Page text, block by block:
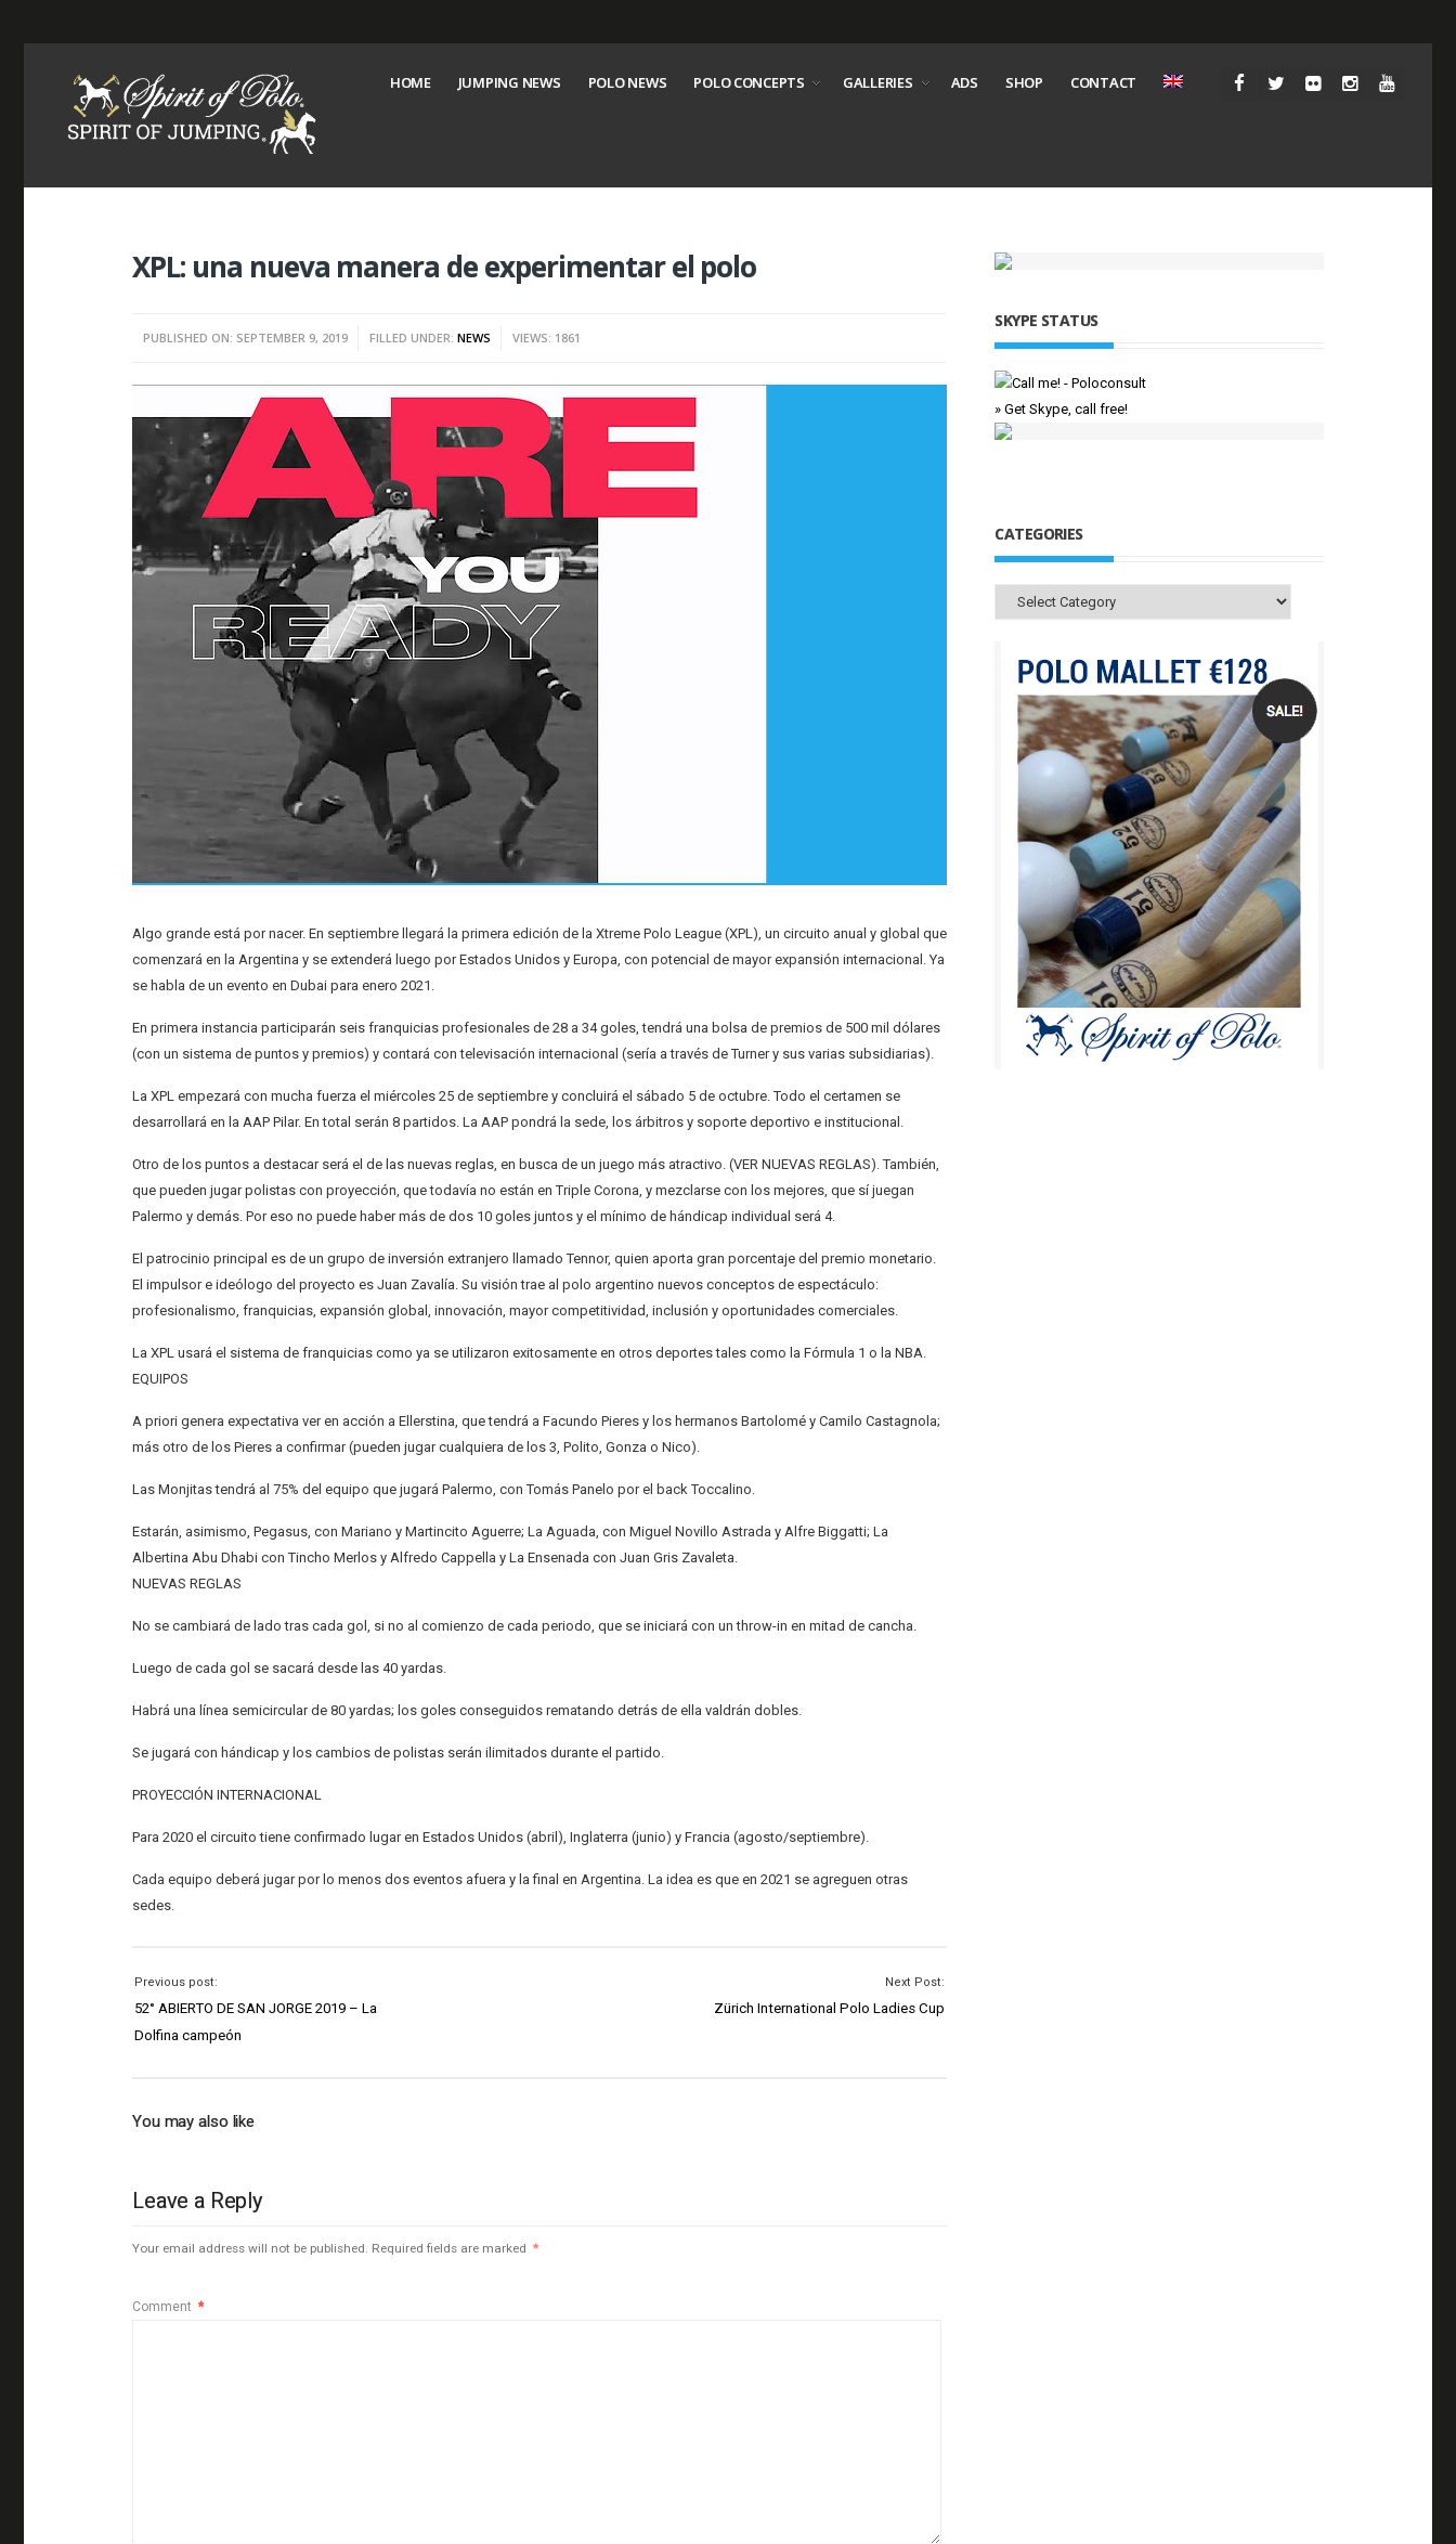
HOME JUMPING NEWS POLO NEWS POLO CONCEPTS GALLERIES ADS SHOP CONTACT
XPL: una nueva manera de experimentar el polo
PUBLISHED ON: SEPTEMBER 9, 2019 FILLED UNDER:NEWS VIEWS: 1861
Algo grande está por nacer. En septiembre llegará la primera edición de la Xtreme Polo League (XPL), un circuito anual y global que
comenzará en la Argentina y se extenderá luego por Estados Unidos y Europa, con potencial de mayor expansión internacional. Ya
se habla de un evento en Dubai para enero 2021.
En primera instancia participarán seis franquicias profesionales de 28 a 34 goles, tendrá una bolsa de premios de 500 mil dólares
(con un sistema de puntos y premios) y contará con televisación internacional (sería a través de Turner y sus varias subsidiarias).
La XPL empezará con mucha fuerza el miércoles 25 de septiembre y concluirá el sábado 5 de octubre. Todo el certamen se
desarrollará en la AAP Pilar. En total serán 8 partidos. La AAP pondrá la sede, los árbitros y soporte deportivo e institucional.
Otro de los puntos a destacar será el de las nuevas reglas, en busca de un juego más atractivo. (VER NUEVAS REGLAS). También,
que pueden jugar polistas con proyección, que todavía no están en Triple Corona, y mezclarse con los mejores, que sí juegan
Palermo y demás. Por eso no puede haber más de dos 10 goles juntos y el mínimo de hándicap individual será 4.
El patrocinio principal es de un grupo de inversión extranjero llamado Tennor, quien aporta gran porcentaje del premio monetario.
El impulsor e ideólogo del proyecto es Juan Zavalía. Su visión trae al polo argentino nuevos conceptos de espectáculo:
profesionalismo, franquicias, expansión global, innovación, mayor competitividad, inclusión y oportunidades comerciales.
La XPL usará el sistema de franquicias como ya se utilizaron exitosamente en otros deportes tales como la Fórmula 1 o la NBA.
EQUIPOS
A priori genera expectativa ver en acción a Ellerstina, que tendrá a Facundo Pieres y los hermanos Bartolomé y Camilo Castagnola;
más otro de los Pieres a confirmar (pueden jugar cualquiera de los 3, Polito, Gonza o Nico).
Las Monjitas tendrá al 75% del equipo que jugará Palermo, con Tomás Panelo por el back Toccalino.
Estarán, asimismo, Pegasus, con Mariano y Martincito Aguerre; La Aguada, con Miguel Novillo Astrada y Alfre Biggatti; La
Albertina Abu Dhabi con Tincho Merlos y Alfredo Cappella y La Ensenada con Juan Gris Zavaleta.
NUEVAS REGLAS
No se cambiará de lado tras cada gol, si no al comienzo de cada periodo, que se iniciará con un throw-in en mitad de cancha.
Luego de cada gol se sacará desde las 40 yardas.
Habrá una línea semicircular de 80 yardas; los goles conseguidos rematando detrás de ella valdrán dobles.
Se jugará con hándicap y los cambios de polistas serán ilimitados durante el partido.
PROYECCIÓN INTERNACIONAL
Para 2020 el circuito tiene confirmado lugar en Estados Unidos (abril), Inglaterra (junio) y Francia (agosto/septiembre).
Cada equipo deberá jugar por lo menos dos eventos afuera y la final en Argentina. La idea es que en 2021 se agreguen otras
sedes.
Previous post:
52° ABIERTO DE SAN JORGE 2019 – La
Dolfina campeón
Next Post:
Zürich International Polo Ladies Cup
You may also like
Leave a Reply
Your email address will not be published. Required fields are marked *
Comment *
SKYPE STATUS
» Get Skype, call free!
CATEGORIES
Categories